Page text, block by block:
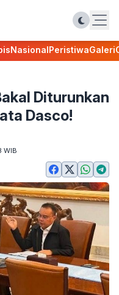
NasionalPeristiwaGaleri
Diturunkan
Dasco!
WIB